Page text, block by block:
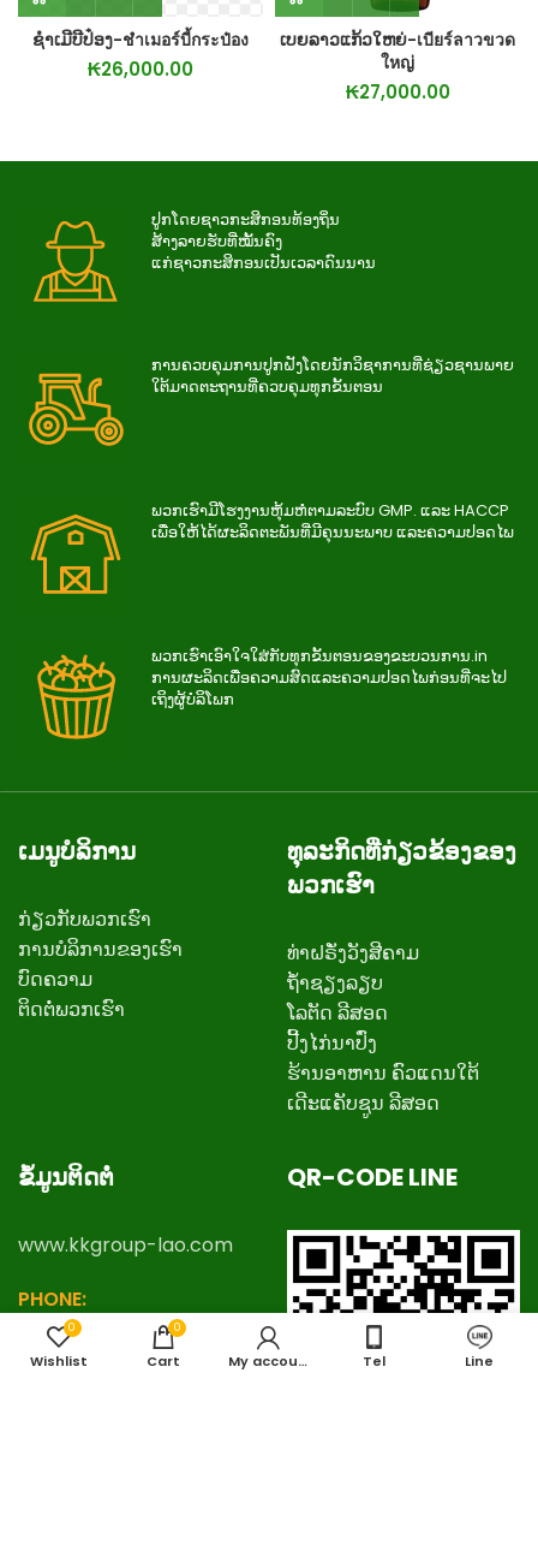
ຊຳເມີບີປ໋ອງ-ชำเมอร์บี้กระป๋อง
₭26,000.00
ເບຍລາວແກ້ວໃຫຍ່-เบียร์ลาวขวด
ใหญ่
₭27,000.00
ປູກໂດຍຊາວກະສິກອນທ້ອງຖິ່ນ
ສ້າງລາຍຮັບທີ່ໝັ້ນຄົງ
ແກ່ຊາວກະສິກອນເປັນເວລາດົນນານ
ການ​ຄວບ​ຄຸມ​ການ​ປູກ​ຝັງ​ໂດຍ​ນັກ​ວິ​ຊາ​ການ​ທີ່​ຊ່ຽວ​ຊານ​ພາຍ​
ໃຕ້​ມາດ​ຕະ​ຖານ​ທີ່​ຄວບ​ຄຸມ​ທຸກ​ຂັ້ນ​ຕອນ
ພວກເຮົາມີໂຮງງານຫຸ້ມຫໍ່ຕາມລະບົບ GMP. ແລະ HACCP
ເພື່ອໃຫ້ໄດ້ຜະລິດຕະພັນທີ່ມີຄຸນນະພາບ ແລະຄວາມປອດໄພ
ພວກ​ເຮົາ​ເອົາ​ໃຈ​ໃສ່​ກັບ​ທຸກ​ຂັ້ນ​ຕອນ​ຂອງ​ຂະ​ບວນ​ການ.in
ການ​ຜະ​ລິດ​ເພື່ອ​ຄວາມ​ສົດ​ແລະ​ຄວາມ​ປອດ​ໄພ​ກ່ອນ​ທີ່​ຈະ​ໄປ​
ເຖິງ​ຜູ້​ບໍ​ລິ​ໂພກ
ເມນູບໍລິການ
ກ່ຽວ​ກັບ​ພວກ​ເຮົາ
ການບໍລິການຂອງເຮົາ
ບົດຄວາມ
ຕິດ​ຕໍ່​ພວກ​ເຮົາ
ທຸລະກິດທີ່ກ່ຽວຂ້ອງຂອງ
ພວກເຮົາ
ທ່າຝຣັ່ງວັງສີຄາມ
ຖ້ຳຊຽງລຽບ
ໂລຕັດ ລີສອດ
ປີ້ງໄກ່ນາປົ່ງ
ຮ້ານອາຫານ ຄົວແດນໃຕ້
ເດີະແຄັບຊູນ ລີສອດ
ຂໍ້ມູນຕິດຕໍ່
www.kkgroup-lao.com
PHONE:
8562057888777,
+8562057778888
QR-CODE LINE
0
Wishlist
0
Cart My account Tel Line